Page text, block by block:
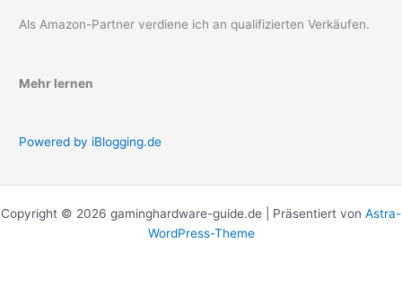
Als Amazon-Partner verdiene ich an qualifizierten Verkäufen.
Mehr lernen
Powered by iBlogging.de
Copyright © 2026 gaminghardware-guide.de | Präsentiert von Astra-
WordPress-Theme